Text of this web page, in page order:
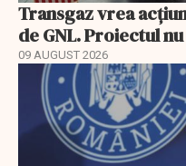
Transgaz vrea
de GNL. Proiectul
09 AUGUST 2026